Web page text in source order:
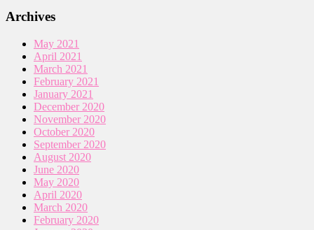
Archives
May 2021
April 2021
March 2021
February 2021
January 2021
December 2020
November 2020
October 2020
September 2020
August 2020
June 2020
May 2020
April 2020
March 2020
February 2020